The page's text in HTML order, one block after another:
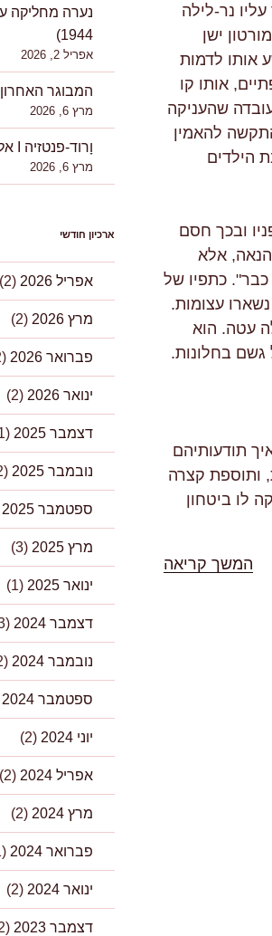
עליו נר-לילה
ישן
אותו לדמות
אותו קו
שהעניקה
ה-5 בינואר. הוא התקשה להאמין
הילדים
ובכך חסם
אלא
כתפיו של
נשארו עצומות.
עטה. הוא
גשם בחלונות.
תודעותיהם
ותוספת קצרה
לו ביטחון
המשך קריאה
1944)
אפריל 2, 2026
המבוגר האחרון I אלגרה גודמן (נ' 1967)
מרץ 6, 2026
וָרוד-פנטזיה I אלגרה גודמן (נ' 1967)
מרץ 6, 2026
ארכיון חודשי
אפריל 2026 (2)
מרץ 2026 (2)
פברואר 2026 (2)
ינואר 2026 (2)
דצמבר 2025 (1)
נובמבר 2025 (2)
ספטמבר 2025
מרץ 2025 (3)
ינואר 2025 (1)
דצמבר 2024 (3)
נובמבר 2024 (2)
ספטמבר 2024
יוני 2024 (2)
אפריל 2024 (2)
מרץ 2024 (2)
פברואר 2024 (1)
ינואר 2024 (2)
דצמבר 2023 (2)